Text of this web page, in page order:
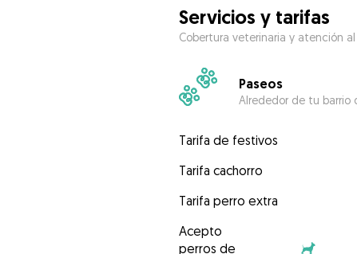
Servicios y tarifas
Cobertura veterinaria y atención
Paseos
Alrededor de tu barrio
Tarifa de festivos
Tarifa cachorro
Tarifa perro extra
Acepto
perros de